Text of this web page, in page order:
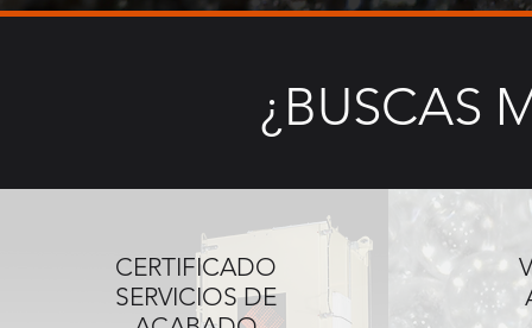
¿BUSCAS
CERTIFICADO
SERVICIOS DE